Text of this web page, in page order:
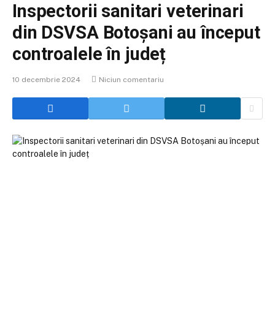
Inspectorii sanitari veterinari
din DSVSA Botoșani au început
controalele în județ
10 decembrie 2024 Niciun comentariu